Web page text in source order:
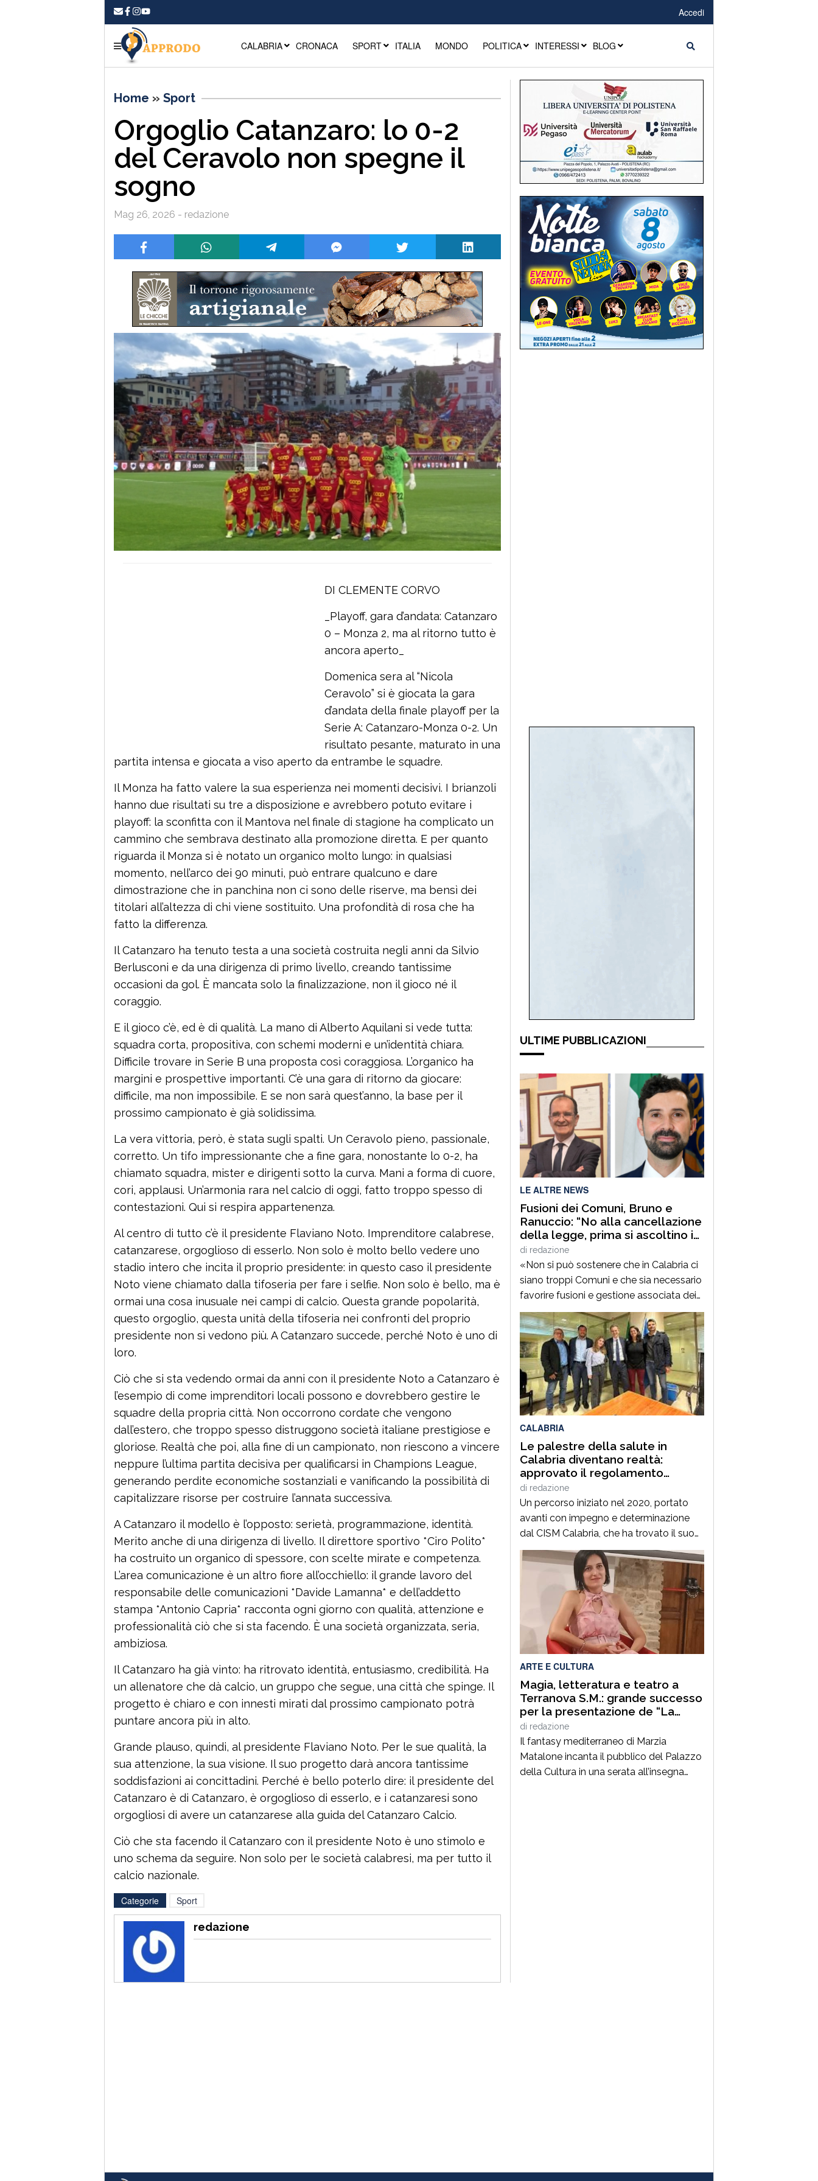
Accedi
CALABRIA CRONACA SPORT ITALIA MONDO POLITICA INTERESSI BLOG
Home » Sport
Orgoglio Catanzaro: lo 0-2
del Ceravolo non spegne il
sogno
Mag 26, 2026 - redazione
DI CLEMENTE CORVO
_Playoff, gara d’andata: Catanzaro
0 – Monza 2, ma al ritorno tutto è
ancora aperto_
Domenica sera al “Nicola
Ceravolo” si è giocata la gara
d’andata della finale playoff per la
Serie A: Catanzaro-Monza 0-2. Un
risultato pesante, maturato in una
partita intensa e giocata a viso aperto da entrambe le squadre.
Il Monza ha fatto valere la sua esperienza nei momenti decisivi. I brianzoli
hanno due risultati su tre a disposizione e avrebbero potuto evitare i
playoff: la sconfitta con il Mantova nel finale di stagione ha complicato un
cammino che sembrava destinato alla promozione diretta. E per quanto
riguarda il Monza si è notato un organico molto lungo: in qualsiasi
momento, nell’arco dei 90 minuti, può entrare qualcuno e dare
dimostrazione che in panchina non ci sono delle riserve, ma bensì dei
titolari all’altezza di chi viene sostituito. Una profondità di rosa che ha
fatto la differenza.
Il Catanzaro ha tenuto testa a una società costruita negli anni da Silvio
Berlusconi e da una dirigenza di primo livello, creando tantissime
occasioni da gol. È mancata solo la finalizzazione, non il gioco né il
coraggio.
E il gioco c’è, ed è di qualità. La mano di Alberto Aquilani si vede tutta:
squadra corta, propositiva, con schemi moderni e un’identità chiara.
Difficile trovare in Serie B una proposta così coraggiosa. L’organico ha
margini e prospettive importanti. C’è una gara di ritorno da giocare:
difficile, ma non impossibile. E se non sarà quest’anno, la base per il
prossimo campionato è già solidissima.
La vera vittoria, però, è stata sugli spalti. Un Ceravolo pieno, passionale,
corretto. Un tifo impressionante che a fine gara, nonostante lo 0-2, ha
chiamato squadra, mister e dirigenti sotto la curva. Mani a forma di cuore,
cori, applausi. Un’armonia rara nel calcio di oggi, fatto troppo spesso di
contestazioni. Qui si respira appartenenza.
Al centro di tutto c’è il presidente Flaviano Noto. Imprenditore calabrese,
catanzarese, orgoglioso di esserlo. Non solo è molto bello vedere uno
stadio intero che incita il proprio presidente: in questo caso il presidente
Noto viene chiamato dalla tifoseria per fare i selfie. Non solo è bello, ma è
ormai una cosa inusuale nei campi di calcio. Questa grande popolarità,
questo orgoglio, questa unità della tifoseria nei confronti del proprio
presidente non si vedono più. A Catanzaro succede, perché Noto è uno di
loro.
Ciò che si sta vedendo ormai da anni con il presidente Noto a Catanzaro è
l’esempio di come imprenditori locali possono e dovrebbero gestire le
squadre della propria città. Non occorrono cordate che vengono
dall’estero, che troppo spesso distruggono società italiane prestigiose e
gloriose. Realtà che poi, alla fine di un campionato, non riescono a vincere
neppure l’ultima partita decisiva per qualificarsi in Champions League,
generando perdite economiche sostanziali e vanificando la possibilità di
capitalizzare risorse per costruire l’annata successiva.
A Catanzaro il modello è l’opposto: serietà, programmazione, identità.
Merito anche di una dirigenza di livello. Il direttore sportivo *Ciro Polito*
ha costruito un organico di spessore, con scelte mirate e competenza.
L’area comunicazione è un altro fiore all’occhiello: il grande lavoro del
responsabile delle comunicazioni *Davide Lamanna* e dell’addetto
stampa *Antonio Capria* racconta ogni giorno con qualità, attenzione e
professionalità ciò che si sta facendo. È una società organizzata, seria,
ambiziosa.
Il Catanzaro ha già vinto: ha ritrovato identità, entusiasmo, credibilità. Ha
un allenatore che dà calcio, un gruppo che segue, una città che spinge. Il
progetto è chiaro e con innesti mirati dal prossimo campionato potrà
puntare ancora più in alto.
Grande plauso, quindi, al presidente Flaviano Noto. Per le sue qualità, la
sua attenzione, la sua visione. Il suo progetto darà ancora tantissime
soddisfazioni ai concittadini. Perché è bello poterlo dire: il presidente del
Catanzaro è di Catanzaro, è orgoglioso di esserlo, e i catanzaresi sono
orgogliosi di avere un catanzarese alla guida del Catanzaro Calcio.
Ciò che sta facendo il Catanzaro con il presidente Noto è uno stimolo e
uno schema da seguire. Non solo per le società calabresi, ma per tutto il
calcio nazionale.
Categorie Sport
redazione
ULTIME PUBBLICAZIONI
LE ALTRE NEWS
Fusioni dei Comuni, Bruno e
Ranuccio: “No alla cancellazione
della legge, prima si ascoltino i
sindaci”
di redazione
«Non si può sostenere che in Calabria ci
siano troppi Comuni e che sia necessario
favorire fusioni e gestione associata dei
servizi e, contemporaneamente,
cancellare la legge regionale che
sostiene proprio questi processi. Prima di
procedere con l’abrogazione della legge
15 del 2006 occorre ascoltare i sindaci e
valutare con attenzione tutte le
conseguenze che […]
CALABRIA
Le palestre della salute in
Calabria diventano realtà:
approvato il regolamento
attuativo
di redazione
Un percorso iniziato nel 2020, portato
avanti con impegno e determinazione
dal CISM Calabria, che ha trovato il suo
primo importante traguardo con
l’approvazione della legge regionale nel
2023 e che oggi si completa con un
ulteriore passaggio fondamentale:
l’approvazione del regolamento
attuativo che disciplina il riconoscimento
e il funzionamento delle Palestre della
Salute in […]
ARTE E CULTURA
Magia, letteratura e teatro a
Terranova S.M.: grande successo
per la presentazione de “La
Profezia del Quinto Vertice-La
fiamma duplice”
di redazione
Il fantasy mediterraneo di Marzia
Matalone incanta il pubblico del Palazzo
della Cultura in una serata all’insegna